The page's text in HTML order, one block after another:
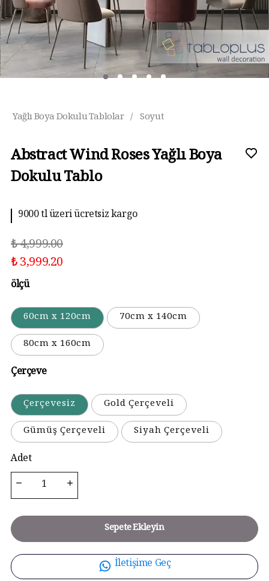
Yağlı Boya Dokulu Tablolar / Soyut
Abstract Wind Roses Yağlı Boya
Dokulu Tablo
9000 tl üzeri ücretsiz kargo
₺ 4,999.00
₺ 3,999.20
ölçü
60cm x 120cm
70cm x 140cm
80cm x 160cm
Çerçeve
Çerçevesiz
Gold Çerçeveli
Gümüş Çerçeveli
Siyah Çerçeveli
Adet
Sepete Ekleyin
İletişime Geç